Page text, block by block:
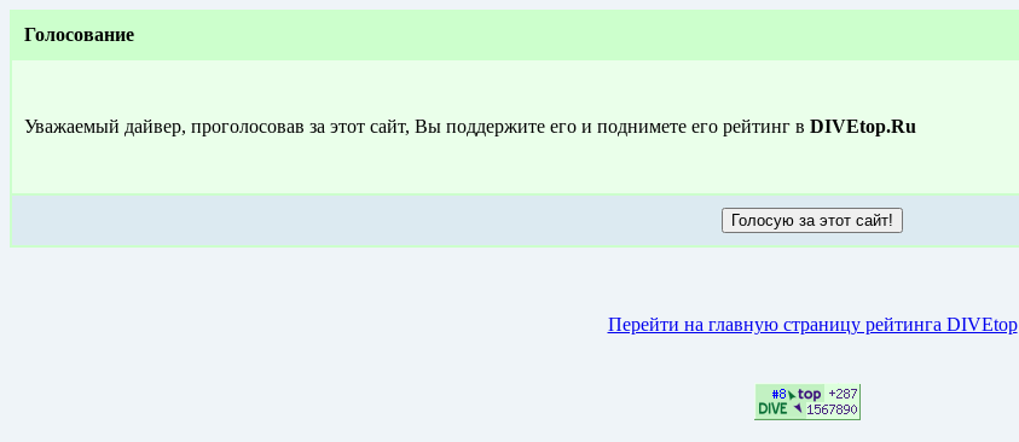
Голосование
Уважаемый дайвер, проголосовав за этот сайт, Вы поддержите его и поднимете его рейтинг в DIVEtop.Ru
Перейти на главную страницу рейтинга DIVEtop